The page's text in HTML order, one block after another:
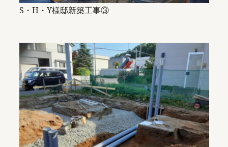
S・H・Y様邸新築工事③